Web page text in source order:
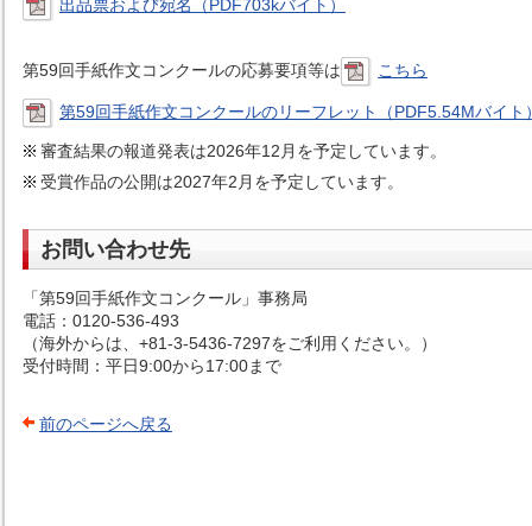
出品票および宛名（PDF703kバイト）
第59回手紙作文コンクールの応募要項等は こちら
第59回手紙作文コンクールのリーフレット（PDF5.54Mバイト
審査結果の報道発表は2026年12月を予定しています。
受賞作品の公開は2027年2月を予定しています。
お問い合わせ先
「第59回手紙作文コンクール」事務局
電話：0120-536-493
（海外からは、+81-3-5436-7297をご利用ください。）
受付時間：平日9:00から17:00まで
前のページへ戻る